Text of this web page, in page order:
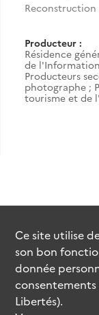
Producteur :
Résidence
de
Producteurs
photographe ;
tourisme et de
Ce site utilise
son bon
donnée
Libertés).